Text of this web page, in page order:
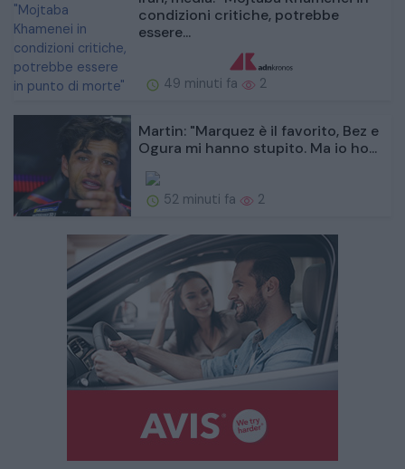
condizioni critiche, potrebbe
essere...
49 minuti fa 2
Martin: "Marquez è il favorito, Bez e
Ogura mi hanno stupito. Ma io ho...
52 minuti fa 2